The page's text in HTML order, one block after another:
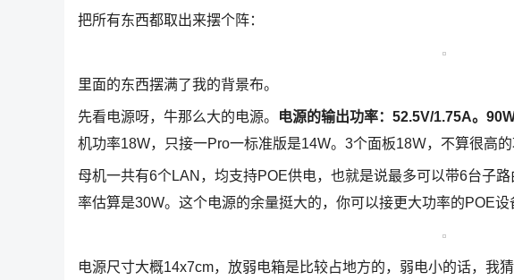
把所有东西都取出来摆个阵：
里面的东西摆满了我的背景布。
先看电源呀，牛那么大的电源。 电源的输出功率：52.5V/1.75A。
机功率18W，只接一Pro一标准版是14W。3个面板18Ｗ，不算很高的
母机一共有6个LAN，均支持POE供电，也就是说最多可以带6台子
率估算是30W。这个电源的余量挺大的，你可以接更大功率的POE设
电源尺寸大概14x7cm，放弱电箱是比较占地方的，弱电小的话，我